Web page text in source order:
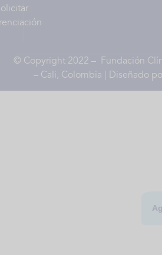
© Copyright 2022 – Fundación
– Cali, Colombia | Diseñado